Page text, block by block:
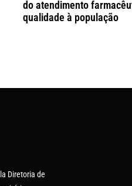
do atendimento
qualidade à população
Diretoria de